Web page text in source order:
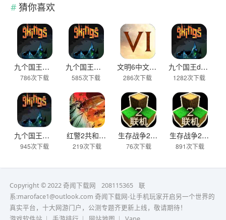
猜你喜欢
九个国王官方版
786次下载
九个国王最新版
585次下载
文明6中文汉化版
286次下载
九个国王demo
1282次下载
九个国王完整版
945次下载
红警2共和国之辉手机版下载官网
219次下载
生存战争2.4最新版本更新四季下载
76次下载
生存战争2.4四季版本下载
891次下载
Copyright © 2022 奇闻下载网 208115365
联
系:maroface1@outlook.com 奇闻下载网-让手机玩家开启另一个世界的
真实平台，十大网游门户，公测专题齐更新上线，敬请期待！